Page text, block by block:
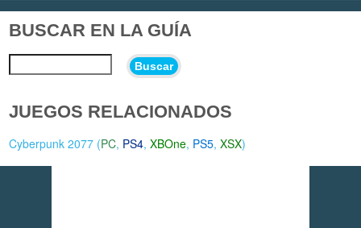
BUSCAR EN LA GUÍA
Buscar
JUEGOS RELACIONADOS
Cyberpunk 2077 (PC, PS4,XBOne, PS5,XSX)